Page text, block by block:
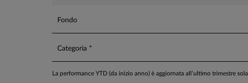
componente azionaria, che può cambiare nel tempo in
delle aspettative del gestore in merito alle prospettive
Fondo
Categoria *
La performance YTD (da inizio anno) è aggiornata all’ultimo trimestre